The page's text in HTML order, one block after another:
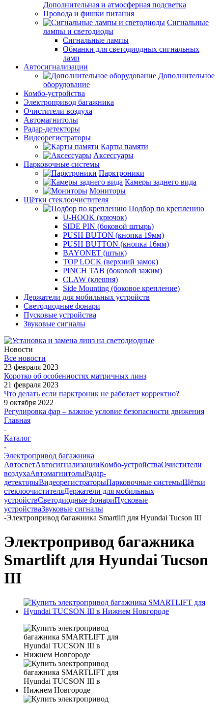
Дополнительная и атмосферная подсветка
Провода и фишки питания
Cигнальные
лампы и светодиоды
Сигнальные лампы
Обманки для светодиодных сигнальных
ламп
Автосигнализации
Дополнительное
оборудование
Комбо-устройства
Электропривод багажника
Очистители воздуха
Автомагнитолы
Радар-детекторы
Видеорегистраторы
Карты памяти
Аксессуары
Парковочные системы
Парктроники
Камеры заднего вида
Мониторы
Щётки стеклоочистителя
Подбор по креплению
U-HOOK (крючок)
SIDE PIN (боковой штырь)
PUSH BUTON (кнопка 19мм)
PUSH BUTTON (кнопка 16мм)
BAYONET (штык)
TOP LOCK (верхний замок)
PINCH TAB (боковой зажим)
CLAW (клешня)
Side Mounting (боковое крепление)
Держатели для мобильных устройств
Светодиодные фонари
Пусковые устройства
Звуковые сигналы
Новости
Все новости
23 февраля 2023
Коротко об особенностях матричных линз
21 февраля 2023
Что делать если парктроник не работает корректно?
9 октября 2022
Регулировка фар – важное условие безопасности движения
Главная
-
Каталог
-
Электропривод багажника
АвтосветАвтосигнализацииКомбо-устройстваОчистители
воздухаАвтомагнитолыРадар-
детекторыВидеорегистраторыПарковочные системыЩётки
стеклоочистителяДержатели для мобильных
устройствСветодиодные фонариПусковые
устройстваЗвуковые сигналы
-Электропривод багажника Smartlift для Hyundai Tucson III
Электропривод багажника
Smartlift для Hyundai Tucson
III